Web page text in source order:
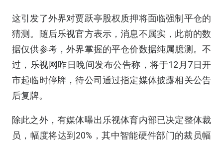
这引发了外界对贾跃亭股权质押将面临强制平仓的
猜测。随后乐视官方表示，消息不属实，此前的数
据仅供参考，外界掌握的平仓价数据纯属臆测。不
过，乐视网昨日晚间发布公告称，将于12月7日开
市起临时停牌，待公司通过指定媒体披露相关公告
后复牌。
除此之外，有媒体曝出乐视体育内部已决定整体裁
员，幅度将达到20%，其中智能硬件部门的裁员幅